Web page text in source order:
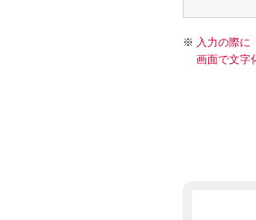
入力の際に
画面で文字